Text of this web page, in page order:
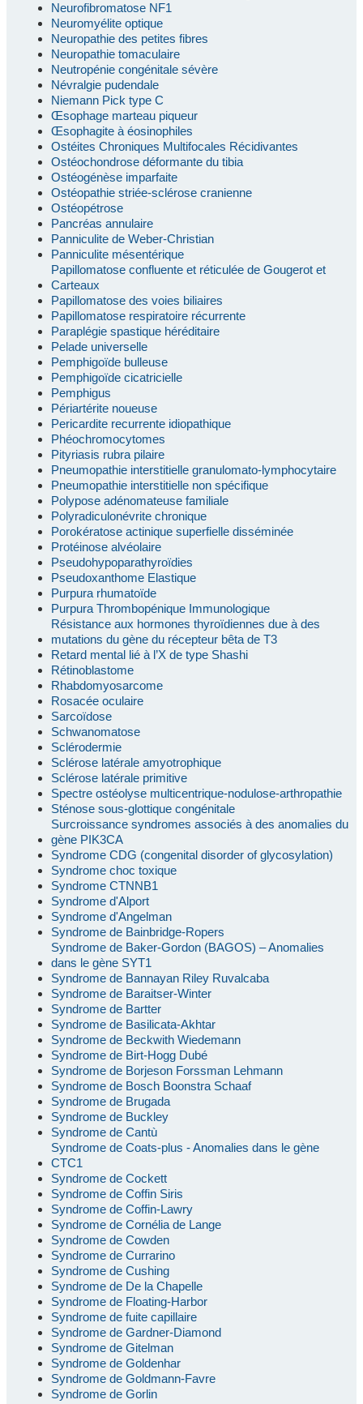
Neurofibromatose NF1
Neuromyélite optique
Neuropathie des petites fibres
Neuropathie tomaculaire
Neutropénie congénitale sévère
Névralgie pudendale
Niemann Pick type C
Œsophage marteau piqueur
Œsophagite à éosinophiles
Ostéites Chroniques Multifocales Récidivantes
Ostéochondrose déformante du tibia
Ostéogénèse imparfaite
Ostéopathie striée-sclérose cranienne
Ostéopétrose
Pancréas annulaire
Panniculite de Weber-Christian
Panniculite mésentérique
Papillomatose confluente et réticulée de Gougerot et
Carteaux
Papillomatose des voies biliaires
Papillomatose respiratoire récurrente
Paraplégie spastique héréditaire
Pelade universelle
Pemphigoïde bulleuse
Pemphigoïde cicatricielle
Pemphigus
Périartérite noueuse
Pericardite recurrente idiopathique
Phéochromocytomes
Pityriasis rubra pilaire
Pneumopathie interstitielle granulomato-lymphocytaire
Pneumopathie interstitielle non spécifique
Polypose adénomateuse familiale
Polyradiculonévrite chronique
Porokératose actinique superfielle disséminée
Protéinose alvéolaire
Pseudohypoparathyroïdies
Pseudoxanthome Elastique
Purpura rhumatoïde
Purpura Thrombopénique Immunologique
Résistance aux hormones thyroïdiennes due à des
mutations du gène du récepteur bêta de T3
Retard mental lié à l’X de type Shashi
Rétinoblastome
Rhabdomyosarcome
Rosacée oculaire
Sarcoïdose
Schwanomatose
Sclérodermie
Sclérose latérale amyotrophique
Sclérose latérale primitive
Spectre ostéolyse multicentrique-nodulose-arthropathie
Sténose sous-glottique congénitale
Surcroissance syndromes associés à des anomalies du
gène PIK3CA
Syndrome CDG (congenital disorder of glycosylation)
Syndrome choc toxique
Syndrome CTNNB1
Syndrome d'Alport
Syndrome d'Angelman
Syndrome de Bainbridge-Ropers
Syndrome de Baker-Gordon (BAGOS) – Anomalies
dans le gène SYT1
Syndrome de Bannayan Riley Ruvalcaba
Syndrome de Baraitser-Winter
Syndrome de Bartter
Syndrome de Basilicata-Akhtar
Syndrome de Beckwith Wiedemann
Syndrome de Birt-Hogg Dubé
Syndrome de Borjeson Forssman Lehmann
Syndrome de Bosch Boonstra Schaaf
Syndrome de Brugada
Syndrome de Buckley
Syndrome de Cantù
Syndrome de Coats-plus - Anomalies dans le gène
CTC1
Syndrome de Cockett
Syndrome de Coffin Siris
Syndrome de Coffin-Lawry
Syndrome de Cornélia de Lange
Syndrome de Cowden
Syndrome de Currarino
Syndrome de Cushing
Syndrome de De la Chapelle
Syndrome de Floating-Harbor
Syndrome de fuite capillaire
Syndrome de Gardner-Diamond
Syndrome de Gitelman
Syndrome de Goldenhar
Syndrome de Goldmann-Favre
Syndrome de Gorlin